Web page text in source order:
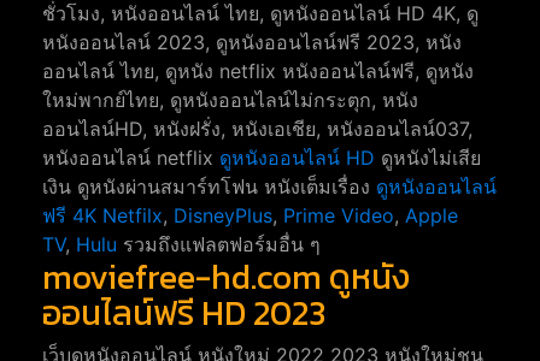
ชั่วโมง, หนังออนไลน์ ไทย, ดูหนังออนไลน์ HD 4K, ดู
หนังออนไลน์ 2023, ดูหนังออนไลน์ฟรี 2023, หนัง
ออนไลน์ ไทย, ดูหนัง netflix หนังออนไลน์ฟรี, ดูหนัง
ใหม่พากย์ไทย, ดูหนังออนไลน์ไม่กระตุก, หนัง
ออนไลน์HD, หนังฝรั่ง, หนังเอเชีย, หนังออนไลน์037,
หนังออนไลน์ netflix ดูหนังออนไลน์ HD ดูหนังไม่เสีย
เงิน ดูหนังผ่านสมาร์ทโฟน หนังเต็มเรื่อง ดูหนังออนไลน์
ฟรี 4K Netfilx, DisneyPlus, Prime Video, Apple
TV, Hulu รวมถึงแฟลตฟอร์มอื่น ๆ
moviefree-hd.com ดูหนัง
ออนไลน์ฟรี HD 2023
เว็บดูหนังออนไลน์ หนังใหม่ 2022 2023 หนังใหม่ชน